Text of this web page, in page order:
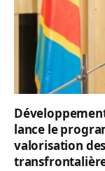
lance le
valorisation